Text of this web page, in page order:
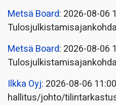
Metsä Board: 2026-08-06
Metsä Board: 2026-08-06
Ilkka Oyj: 2026-08-06
hallitus/johto/